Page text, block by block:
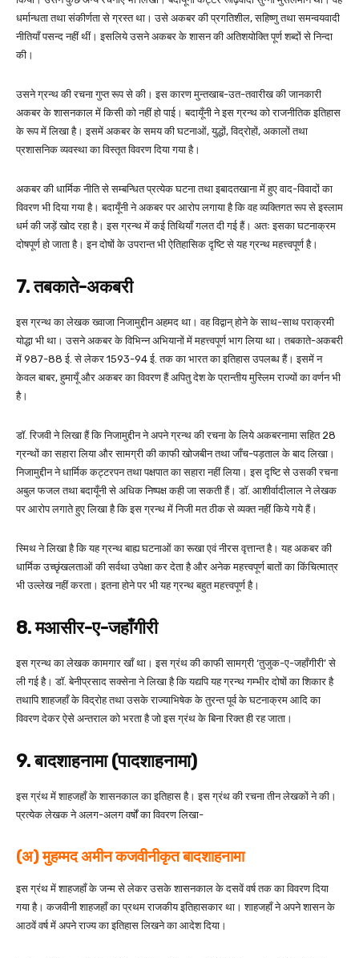
धर्मान्धता तथा संकीर्णता से ग्रस्त था। उसे अकबर की प्रगतिशील, सहिष्णु तथा समन्वयवादी
नीतियाँ पसन्द नहीं थीं। इसलिये उसने अकबर के शासन की अतिशयोक्ति पूर्ण शब्दों से निन्दा
की।
उसने ग्रन्थ की रचना गुप्त रूप से की। इस कारण मुन्तखाब-उत-तवारीख की जानकारी
अकबर के शासनकाल में किसी को नहीं हो पाई। बदायूँनी ने इस ग्रन्थ को राजनीतिक इतिहास
के रूप में लिखा है। इसमें अकबर के समय की घटनाओं, युद्धों, विद्रोहों, अकालों तथा
प्रशासनिक व्यवस्था का विस्तृत विवरण दिया गया है।
अकबर की धार्मिक नीति से सम्बन्धित प्रत्येक घटना तथा इबादतखाना में हुए वाद-विवादों का
विवरण भी दिया गया है। बदायूँनी ने अकबर पर आरोप लगाया है कि वह व्यक्तिगत रूप से इस्लाम
धर्म की जड़ें खोद रहा है। इस ग्रन्थ में कई तिथियाँ गलत दी गई हैं। अतः इसका घटनाक्रम
दोषपूर्ण हो जाता है। इन दोषों के उपरान्त भी ऐतिहासिक दृष्टि से यह ग्रन्थ महत्त्वपूर्ण है।
7. तबकाते-अकबरी
इस ग्रन्थ का लेखक ख्वाजा निजामुद्दीन अहमद था। वह विद्वान् होने के साथ-साथ पराक्रमी
योद्धा भी था। उसने अकबर के विभिन्न अभियानों में महत्त्वपूर्ण भाग लिया था। तबकाते-अकबरी
में 987-88 ई. से लेकर 1593-94 ई. तक का भारत का इतिहास उपलब्ध हैं। इसमें न
केवल बाबर, हुमायूँ और अकबर का विवरण हैं अपितु देश के प्रान्तीय मुस्लिम राज्यों का वर्णन भी
है।
डॉ. रिजवी ने लिखा हैं कि निजामुद्दीन ने अपने ग्रन्थ की रचना के लिये अकबरनामा सहित 28
ग्रन्थों का सहारा लिया और सामग्री की काफी खोजबीन तथा जाँच-पड़ताल के बाद लिखा।
निजामुद्दीन ने धार्मिक कट्टरपन तथा पक्षपात का सहारा नहीं लिया। इस दृष्टि से उसकी रचना
अबुल फजल तथा बदायूँनी से अधिक निष्पक्ष कही जा सकती हैं। डॉ. आशीर्वादीलाल ने लेखक
पर आरोप लगाते हुए लिखा है कि इस ग्रन्थ में निजी मत ठीक से व्यक्त नहीं किये गये हैं।
स्मिथ ने लिखा है कि यह ग्रन्थ बाह्य घटनाओं का रूखा एवं नीरस वृत्तान्त है। यह अकबर की
धार्मिक उच्छृंखलताओं की सर्वथा उपेक्षा कर देता है और अनेक महत्त्वपूर्ण बातों का किंचित्मात्र
भी उल्लेख नहीं करता। इतना होने पर भी यह ग्रन्थ बहुत महत्त्वपूर्ण है।
8. मआसीर-ए-जहाँगीरी
इस ग्रन्थ का लेखक कामगार खाँ था। इस ग्रंथ की काफी सामग्री ‘तुजुक-ए-जहाँगीरी’ से
ली गई है। डॉ. बेनीप्रसाद सक्सेना ने लिखा है कि यद्यपि यह ग्रन्थ गम्भीर दोषों का शिकार है
तथापि शाहजहाँ के विद्रोह तथा उसके राज्याभिषेक के तुरन्त पूर्व के घटनाक्रम आदि का
विवरण देकर ऐसे अन्तराल को भरता है जो इस ग्रंथ के बिना रिक्त ही रह जाता।
9. बादशाहनामा (पादशाहनामा)
इस ग्रंथ में शाहजहाँ के शासनकाल का इतिहास है। इस ग्रंथ की रचना तीन लेखकों ने की।
प्रत्येक लेखक ने अलग-अलग वर्षों का विवरण लिखा-
(अ) मुहम्मद अमीन कजवीनीकृत बादशाहनामा
इस ग्रंथ में शाहजहाँ के जन्म से लेकर उसके शासनकाल के दसवें वर्ष तक का विवरण दिया
गया है। कजवीनी शाहजहाँ का प्रथम राजकीय इतिहासकार था। शाहजहाँ ने अपने शासन के
आठवें वर्ष में अपने राज्य का इतिहास लिखने का आदेश दिया।